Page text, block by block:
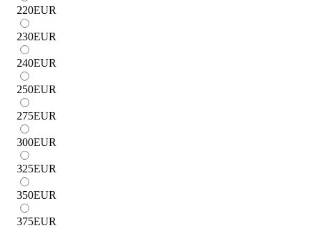
220EUR
230EUR
240EUR
250EUR
275EUR
300EUR
325EUR
350EUR
375EUR